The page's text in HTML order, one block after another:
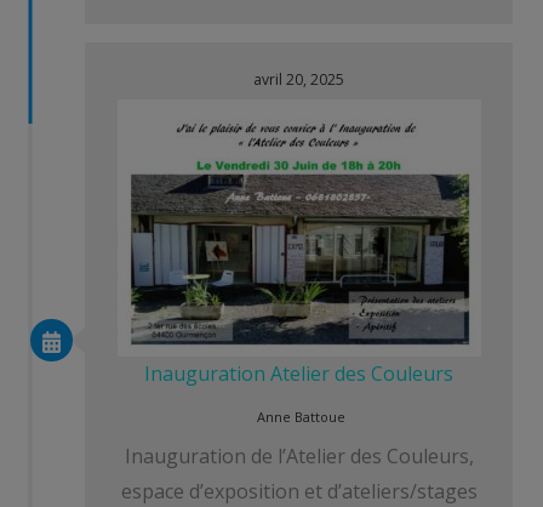
avril 20, 2025
Inauguration Atelier des Couleurs
Anne Battoue
Inauguration de l’Atelier des Couleurs,
espace d’exposition et d’ateliers/stages